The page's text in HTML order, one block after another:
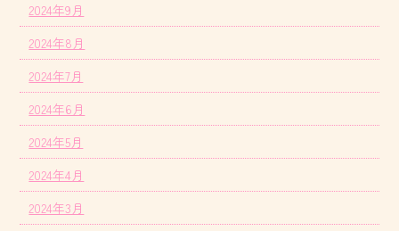
2024年9月
2024年8月
2024年7月
2024年6月
2024年5月
2024年4月
2024年3月